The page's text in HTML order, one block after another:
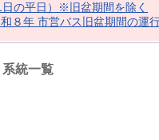
日の平日 ） ※ 旧盆期間を除 く
和 ８年 市営バス 旧盆期間の運
統一覧